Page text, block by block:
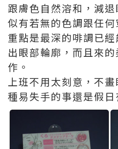
跟膚色自然溶和，減退
似有若無的色調跟任何
重點是最深的啡調已
出眼部輪廓，而且來
作。
上班不用太刻意，不
種易失手的事還是假日